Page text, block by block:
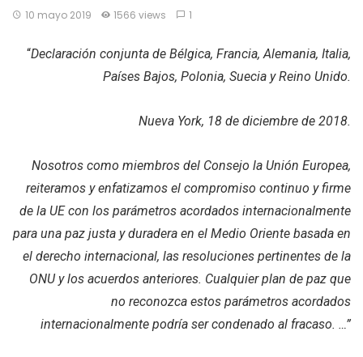
10 mayo 2019 1566 views 1
“Declaración conjunta de Bélgica, Francia, Alemania, Italia,
Países Bajos, Polonia, Suecia y Reino Unido.
Nueva York, 18 de diciembre de 2018.
Nosotros como miembros del Consejo la Unión Europea,
reiteramos y enfatizamos el compromiso continuo y firme
de la UE con los parámetros acordados internacionalmente
para una paz justa y duradera en el Medio Oriente basada en
el derecho internacional, las resoluciones pertinentes de la
ONU y los acuerdos anteriores. Cualquier plan de paz que
no reconozca estos parámetros acordados
internacionalmente podría ser condenado al fracaso. …”